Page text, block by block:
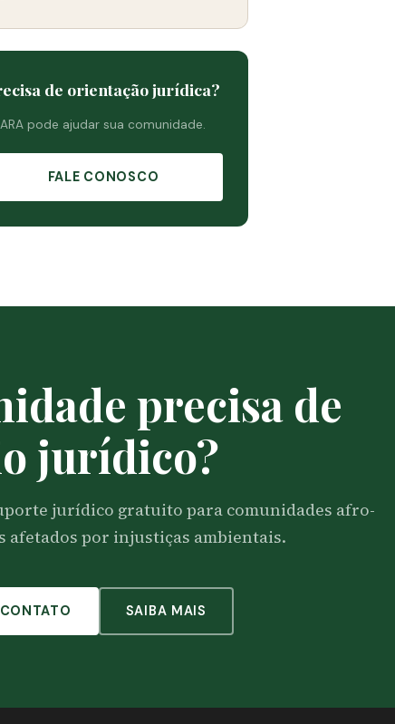
de orientação jurídica?
pode ajudar sua comunidade.
FALE CONOSCO
precisa de
jurídico?
jurídico gratuito para comunidades afro-
afetados por injustiças ambientais.
SAIBA MAIS